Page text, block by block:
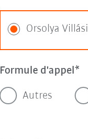
Orsolya Villási
Formule d'appel
Autres